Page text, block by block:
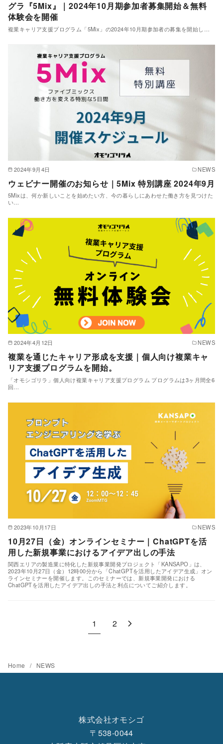
グラ『5Mix』｜2024年10月期参加者募集開始＆無料
体験会を開催
複業キャリア支援プログラム「5Mix」の2024年10月期参加者の募集を開始し…
2024年9月4日 NEWS
ウェビナー開催のお知らせ｜5Mix 特別講座 2024年9月
5Mixは、何か新しいことを始めたい方、今の暮らしにあわせた働き方を見つけた
い…
2024年4月12日 NEWS
複業を通じたキャリア形成を支援｜個人向け複業キャ
リア支援プログラムを開始。
「オモシゴリラ」個人向け複業キャリア支援プログラム プログラムは3ヶ月間全6
回…
2023年10月17日 NEWS
10月27日（金）オンラインセミナー｜ChatGPTを活
用した新規事業におけるアイデア出しの手法
関西エリアの製造業に特化した新規事業開発プロジェクト「KANSAPO」は、
2023年10月27日（金）12時00分から「ChatGPTを活用したアイデア生成」オン
ラインセミナーを開催します。このセミナーでは、新規事業開発における
ChatGPTを活用したアイデア出しの手法と利点についてご紹介します。
1 2
Home NEWS
株式会社オモシゴ
〒538-0044